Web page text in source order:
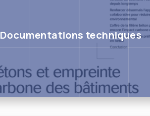
Documentations techniques